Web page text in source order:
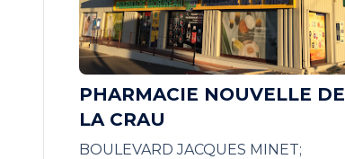
PHARMACIE NOUVELLE DE
LA CRAU
BOULEVARD JACQUES MINET;